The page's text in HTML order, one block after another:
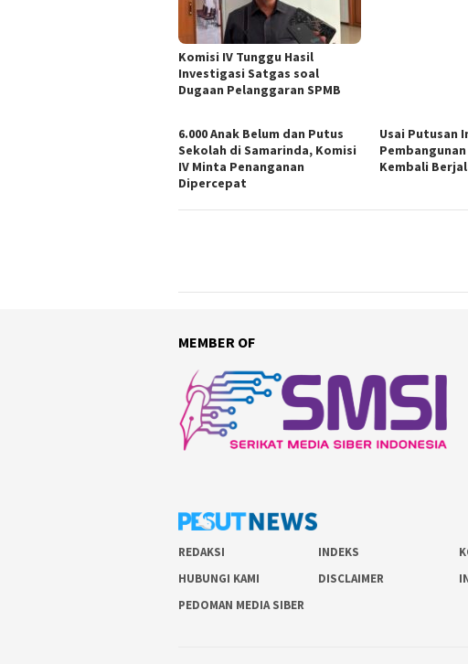
Komisi IV Tunggu Hasil
Investigasi Satgas soal
Dugaan Pelanggaran SPMB
6.000 Anak Belum dan Putus
Sekolah di Samarinda, Komisi
IV Minta Penanganan
Dipercepat
Usai Putusan
Kembali
MEMBER OF
REDAKSI INDEKS
HUBUNGI KAMI
DISCLAIMER
PEDOMAN MEDIA SIBER